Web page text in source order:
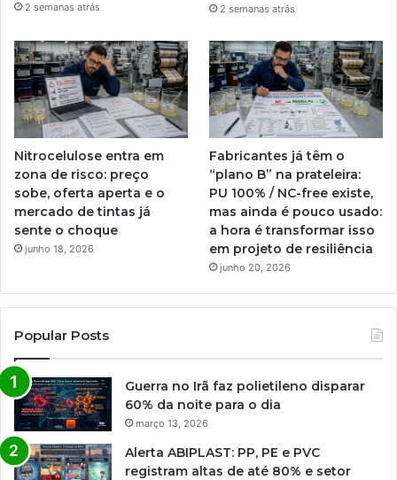
2 semanas atrás 2 semanas atrás
Nitrocelulose entra em
zona de risco: preço
sobe, oferta aperta e o
mercado de tintas já
sente o choque
junho 18, 2026
Fabricantes já têm o
“plano B” na prateleira:
PU 100% / NC-free existe,
mas ainda é pouco usado:
a hora é transformar isso
em projeto de resiliência
junho 20, 2026
Popular Posts
Guerra no Irã faz polietileno disparar
60% da noite para o dia
março 13, 2026
Alerta ABIPLAST: PP, PE e PVC
registram altas de até 80% e setor